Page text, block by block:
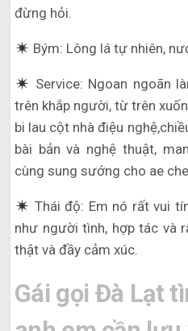
đừng hỏi.
Bým: Lông lá tự nhiên,
Service: Ngoan ngoãn
trên khắp người, từ trên
bi lau cột nhà điệu
bài bản và nghệ thuật,
cùng sung sướng cho ae
Thái độ: Em nó rất vui
như người tình, hợp tác và
thật và đầy cảm xúc.
Gái gọi Đà Lạt